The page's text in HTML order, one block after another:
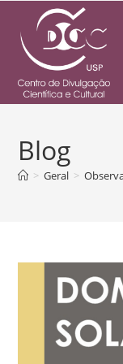
Blog
> Geral >